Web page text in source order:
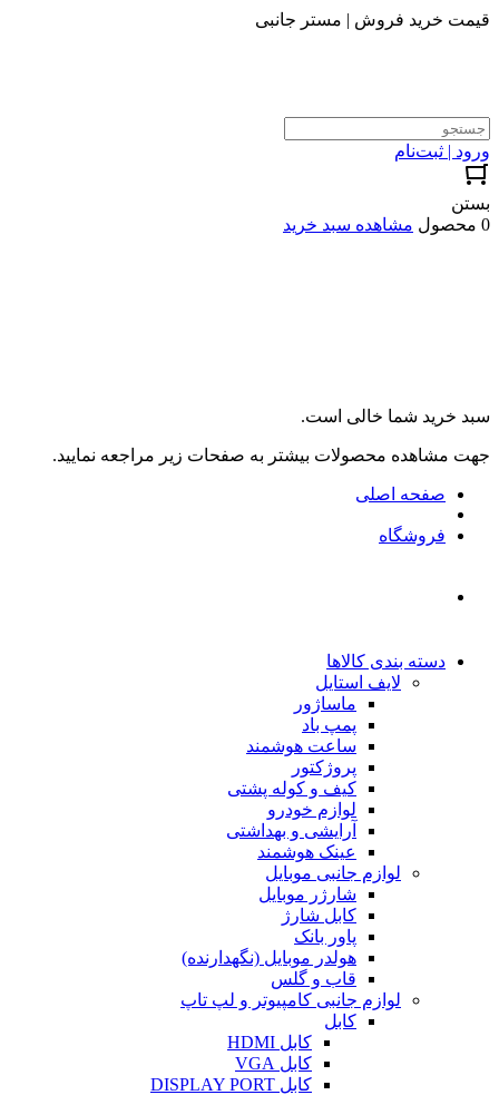
قیمت خرید فروش | مستر جانبی
ورود | ثبت‌نام
بستن
0 محصول
مشاهده سبد خرید
سبد خرید شما خالی است.
جهت مشاهده محصولات بیشتر به صفحات زیر مراجعه نمایید.
صفحه اصلی
فروشگاه
دسته بندی کالاها
لایف استایل
ماساژور
پمپ باد
ساعت هوشمند
پروژکتور
کیف و کوله پشتی
لوازم خودرو
آرایشی و بهداشتی
عینک هوشمند
لوازم جانبی موبایل
شارژر موبایل
کابل شارژ
پاور بانک
هولدر موبایل (نگهدارنده)
قاب و گلس
لوازم جانبی کامپیوتر و لپ تاپ
کابل
کابل HDMI
کابل VGA
کابل DISPLAY PORT